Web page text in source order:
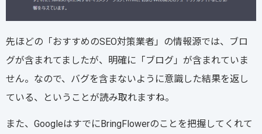
先ほどの「おすすめのSEO対策業者」の情報源では、ブロ
グが含まれてましたが、明確に「ブログ」が含まれていま
せん。なので、バグを含まないように意識した結果を返し
ている、ということが読み取れますね。
また、GoogleはすでにBringFlowerのことを把握してくれて